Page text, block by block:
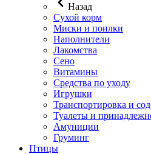
Назад
Сухой корм
Миски и поилки
Наполнители
Лакомства
Сено
Витамины
Средства по уходу
Игрушки
Транспортировка и
Туалеты и
Амуниции
Груминг
Птицы